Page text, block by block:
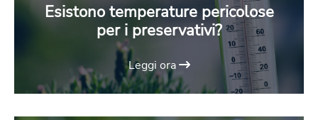
Esistono temperature pericolose
per i preservativi?
Leggi ora